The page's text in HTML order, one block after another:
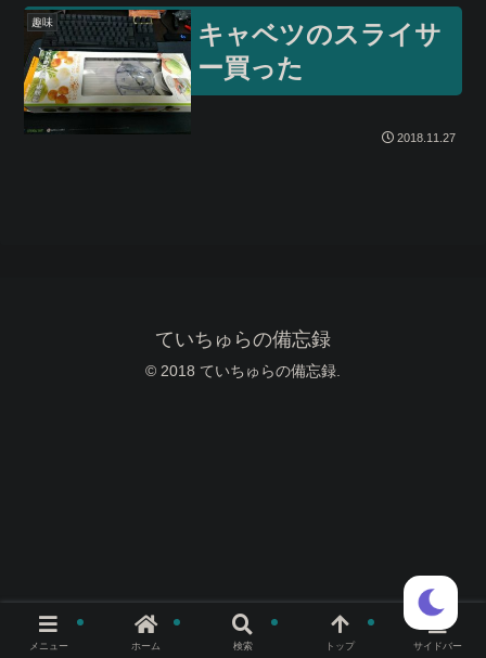
趣味
キャベツのスライサ
ー買った
2018.11.27
ていちゅらの備忘録
© 2018 ていちゅらの備忘録.
メニュー ホーム 検索 トップ サイドバー